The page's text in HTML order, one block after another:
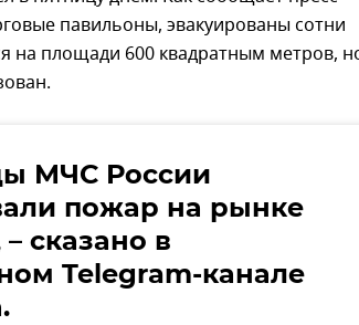
павильоны, эвакуированы сотни
на площади 600 квадратным метров,
МЧС России
пожар на рынке
сказано в
Telegram-канале